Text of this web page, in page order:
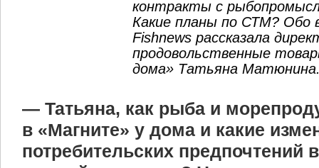
контракты с
Какие планы по СТМ? Обо
Fishnews рассказала
продовольственные
дома» Татьяна
— Татьяна, как рыба и
в «Магните» у дома и какие
потребительских предпочтений